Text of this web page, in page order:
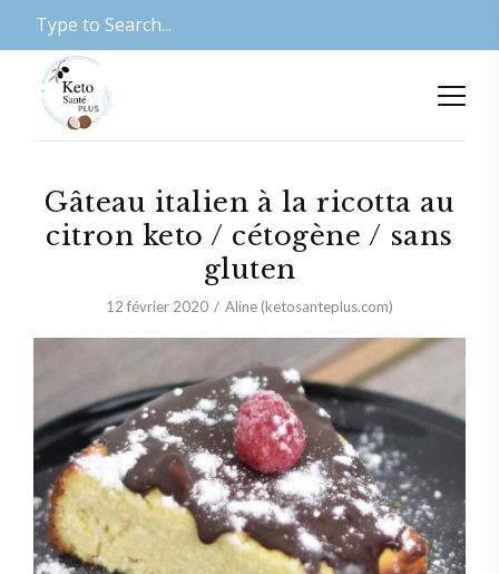
Gâteau italien à la ricotta au
citron keto / cétogène / sans
gluten
12 février 2020 Aline (ketosanteplus.com)